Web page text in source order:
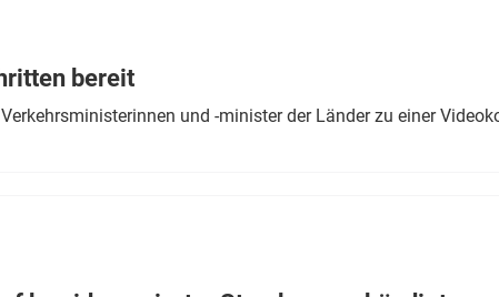
bereit
und -minister der Länder zu einer